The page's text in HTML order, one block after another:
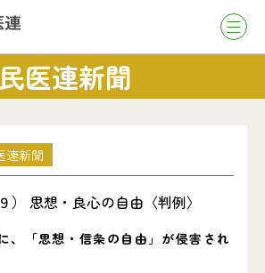
民医連新聞
連新聞
） 思想・良心の自由〈判例〉
、「思想・信条の自由」が侵害され